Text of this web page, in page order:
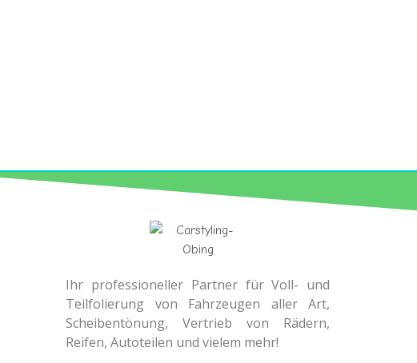
Ihr professioneller Partner für Voll- und
Teilfolierung von Fahrzeugen aller Art,
Scheibentönung, Vertrieb von Rädern,
Reifen, Autoteilen und vielem mehr!